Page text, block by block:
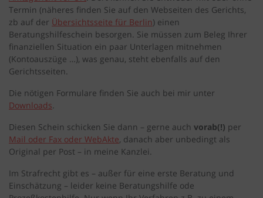
Termin (näheres finden Sie auf den Webseiten des Gerichts,
zb auf der Übersichtsseite für Berlin) einen
Beratungshilfeschein besorgen. Sie müssen zum Beleg Ihrer
finanziellen Situation ein paar Unterlagen mitnehmen
(Kontoauszüge …), was genau, steht ebenfalls auf den
Gerichtsseiten.
Die nötigen Formulare finden Sie auch bei mir unter
Downloads.
Diesen Schein schicken Sie dann – gerne auch vorab(!) per
Mail oder Fax oder WebAkte, danach aber unbedingt als
Original per Post – in meine Kanzlei.
Im Strafrecht gibt es – außer für eine erste Beratung und
Einschätzung – leider keine Beratungshilfe ode